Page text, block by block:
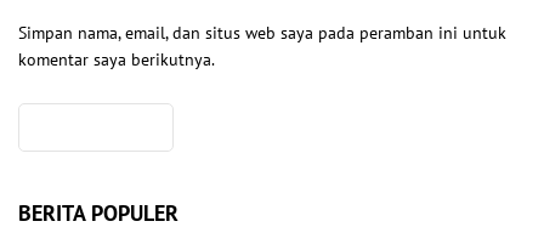
Simpan nama, email, dan situs web saya pada peramban ini untuk
komentar saya berikutnya.
BERITA POPULER